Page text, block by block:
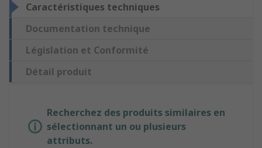
Caractéristiques techniques
Documentation technique
Législation et Conformité
Détail produit
Recherchez des produits similaires en
sélectionnant un ou plusieurs
attributs.